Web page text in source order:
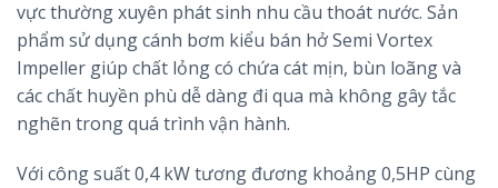
vực thường xuyên phát sinh nhu cầu thoát nước. Sản
phẩm sử dụng cánh bơm kiểu bán hở Semi Vortex
Impeller giúp chất lỏng có chứa cát mịn, bùn loãng và
các chất huyền phù dễ dàng đi qua mà không gây tắc
nghẽn trong quá trình vận hành.
Với công suất 0,4 kW tương đương khoảng 0,5HP cùng